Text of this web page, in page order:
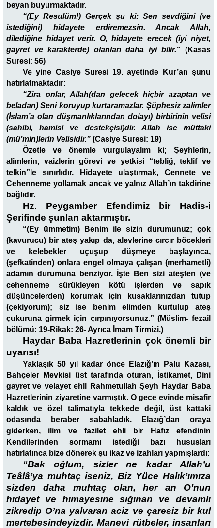
beyan buyurmaktadır.
“(Ey Resulüm!) Gerçek şu ki: Sen sevdiğini (ve
istediğini) hidayete erdiremezsin. Ancak Allah,
dilediğine hidayet verir. O, hidayete erecek (iyi niyet,
gayret ve karakterde) olanları daha iyi bilir.” (Kasas
Suresi: 56)
Ve yine Casiye Suresi 19. ayetinde Kur’an şunu
hatırlatmaktadır:
“Zira onlar, Allah(dan gelecek hiçbir azaptan ve
beladan) Seni koruyup kurtaramazlar. Şüphesiz zalimler
(İslam’a olan düşmanlıklarından dolayı) birbirinin velisi
(sahibi, hamisi ve destekçisi)dir. Allah ise müttaki
(mü’min)lerin Velisidir.” (Casiye Suresi: 19)
Özetle ve önemle vurgulayalım ki; Şeyhlerin,
alimlerin, vaizlerin görevi ve yetkisi “tebliğ, teklif ve
telkin”le sınırlıdır. Hidayete ulaştırmak, Cennete ve
Cehenneme yollamak ancak ve yalnız Allah’ın takdirine
bağlıdır.
Hz. Peygamber Efendimiz bir Hadis-i
Şerifinde şunları aktarmıştır.
“(Ey ümmetim) Benim ile sizin durumunuz; çok
(kavurucu) bir ateş yakıp da, alevlerine cırcır böcekleri
ve kelebekler uçuşup düşmeye başlayınca,
(şefkatinden) onlara engel olmaya çalışan (merhametli)
adamın durumuna benziyor. İşte Ben sizi ateşten (ve
cehenneme sürükleyen kötü işlerden ve sapık
düşüncelerden) korumak için kuşaklarınızdan tutup
(çekiyorum); siz ise benim elimden kurtulup ateş
çukuruna girmek için çırpınıyorsunuz.” (Müslim- fezail
bölümü: 19-Rikak: 26- Ayrıca İmam Tirmizi.)
Haydar Baba Hazretlerinin çok önemli bir
uyarısı!
Yaklaşık 50 yıl kadar önce Elazığ’ın Palu Kazası,
Bahçeler Mevkisi üst tarafında oturan, İstikamet, Dini
gayret ve velayet ehli Rahmetullah Şeyh Haydar Baba
Hazretlerinin ziyaretine varmıştık. O gece evinde misafir
kaldık ve özel talimatıyla tekkede değil, üst kattaki
odasında beraber sabahladık. Elazığ’dan oraya
giderken, ilim ve fazilet ehli bir Hafız efendinin
Kendilerinden sormamı istediği bazı hususları
hatırlatınca bize dönerek şu ikaz ve izahları yapmışlardı:
“Bak oğlum, sizler ne kadar Allah’u
Teâlâ’ya muhtaç iseniz, Biz Yüce Halık’ımıza
sizden daha muhtaç olan, her an O’nun
hidayet ve himayesine sığınan ve devamlı
zikredip O’na yalvaran aciz ve çaresiz bir kul
mertebesindeyizdir. Manevi rütbeler, insanları